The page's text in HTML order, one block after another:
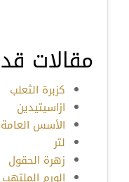
مقالات
كزبرة الثعلب
ازاسيتيدين
الأسس
لتر
زهرة الحقول
الورم الملتهب